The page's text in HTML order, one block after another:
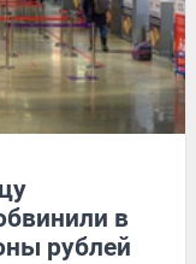
в
рублей